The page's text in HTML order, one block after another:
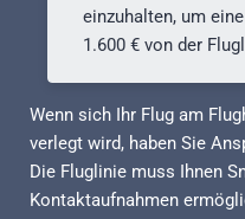
einzuhalten, um
1.600 € von der
Wenn sich Ihr Flug am
verlegt wird, haben Sie
Die Fluglinie muss Ihnen
Kontaktaufnahmen